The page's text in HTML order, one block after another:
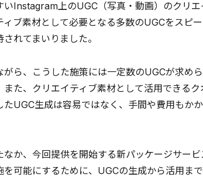
いInstagram上のUGC（写真・動画）のクリ
ィブ素材として必要となる多数のUGCをスピ
れてまいりました。
ら、こうした施策には一定数のUGCが求め
また、クリエイティブ素材として活用できる
たUGC生成は容易ではなく、手間や費用もか
か、今回提供を開始する新パッケージサー
を可能にするために、UGCの生成から活用ま